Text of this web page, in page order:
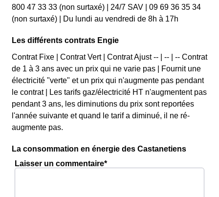
800 47 33 33 (non surtaxé) | 24/7 SAV | 09 69 36 35 34
(non surtaxé) | Du lundi au vendredi de 8h à 17h
Les différents contrats Engie
Contrat Fixe | Contrat Vert | Contrat Ajust -- | -- | -- Contrat
de 1 à 3 ans avec un prix qui ne varie pas | Fournit une
électricité "verte" et un prix qui n'augmente pas pendant
le contrat | Les tarifs gaz/électricité HT n'augmentent pas
pendant 3 ans, les diminutions du prix sont reportées
l'année suivante et quand le tarif a diminué, il ne ré-
augmente pas.
La consommation en énergie des Castanetiens
Laisser un commentaire*